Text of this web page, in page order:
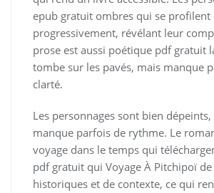
epub gratuit ombres qui se profilent
progressivement, révélant leur
prose est aussi poétique pdf gratuit
tombe sur les pavés, mais manque
clarté.
Les personnages sont bien
manque parfois de rythme. Le
voyage dans le temps qui
pdf gratuit qui Voyage À Pitchipoï
historiques et de contexte, ce qui